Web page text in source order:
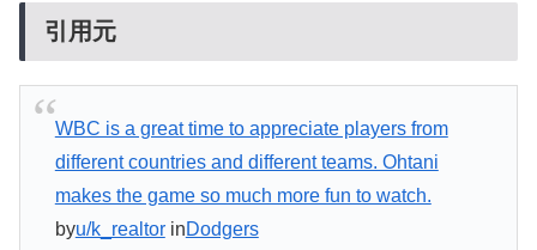
引用元
WBC is a great time to appreciate players from
different countries and different teams. Ohtani
makes the game so much more fun to watch.
byu/k_realtorinDodgers